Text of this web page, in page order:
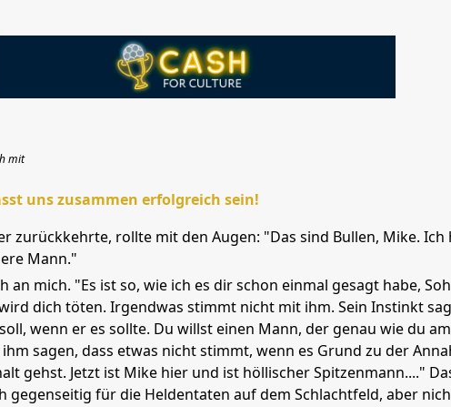
mit
uns zusammen erfolgreich sein!
zurückkehrte, rollte mit den Augen: "Das sind Bullen, Mike.
Mann."
an mich. "Es ist so, wie ich es dir schon einmal gesagt habe,
dich töten. Irgendwas stimmt nicht mit ihm. Sein Instinkt
wenn er es sollte. Du willst einen Mann, der genau wie du
ihm sagen, dass etwas nicht stimmt, wenn es Grund zu der
gehst. Jetzt ist Mike hier und ist höllischer Spitzenmann...."
gegenseitig für die Heldentaten auf dem Schlachtfeld, aber